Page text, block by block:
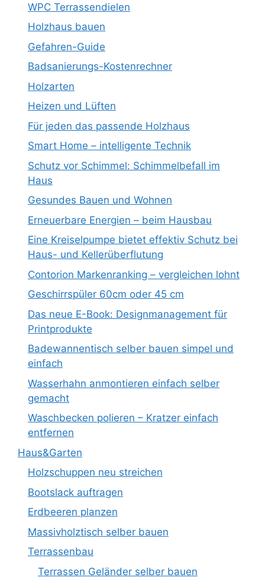
WPC Terrassendielen
Holzhaus bauen
Gefahren-Guide
Badsanierungs-Kostenrechner
Holzarten
Heizen und Lüften
Für jeden das passende Holzhaus
Smart Home – intelligente Technik
Schutz vor Schimmel: Schimmelbefall im
Haus
Gesundes Bauen und Wohnen
Erneuerbare Energien – beim Hausbau
Eine Kreiselpumpe bietet effektiv Schutz bei
Haus- und Kellerüberflutung
Contorion Markenranking – vergleichen lohnt
Geschirrspüler 60cm oder 45 cm
Das neue E-Book: Designmanagement für
Printprodukte
Badewannentisch selber bauen simpel und
einfach
Wasserhahn anmontieren einfach selber
gemacht
Waschbecken polieren – Kratzer einfach
entfernen
Haus&Garten
Holzschuppen neu streichen
Bootslack auftragen
Erdbeeren planzen
Massivholztisch selber bauen
Terrassenbau
Terrassen Geländer selber bauen